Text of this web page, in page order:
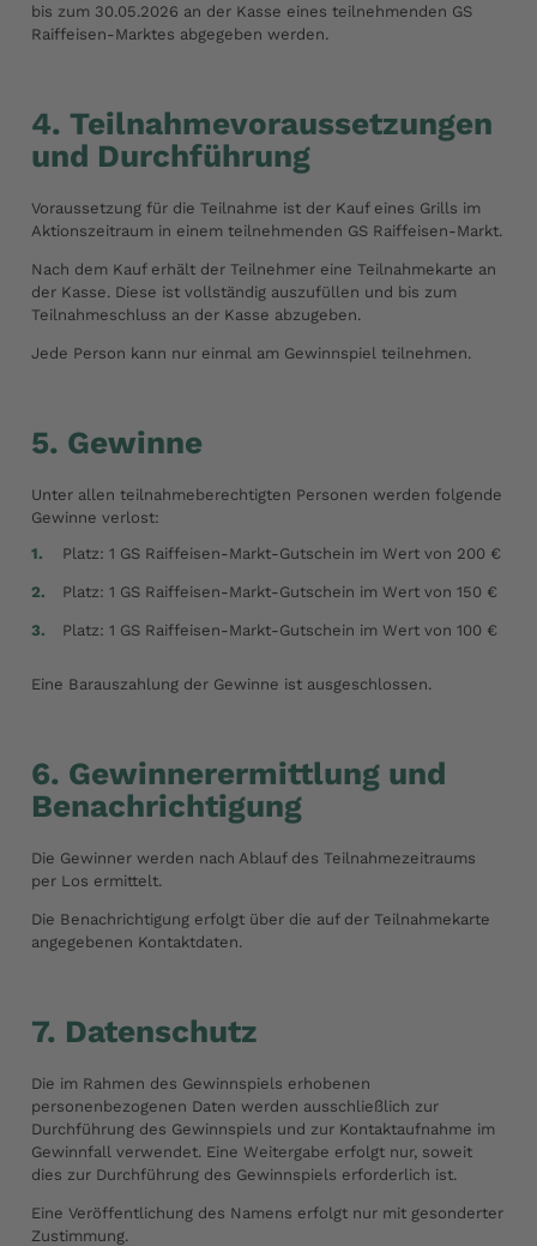
bis zum 30.05.2026 an der Kasse eines teilnehmenden GS
Raiffeisen-Marktes abgegeben werden.
4. Teilnahmevoraussetzungen
und Durchführung
Voraussetzung für die Teilnahme ist der Kauf eines Grills im
Aktionszeitraum in einem teilnehmenden GS Raiffeisen-Markt.
Nach dem Kauf erhält der Teilnehmer eine Teilnahmekarte an
der Kasse. Diese ist vollständig auszufüllen und bis zum
Teilnahmeschluss an der Kasse abzugeben.
Jede Person kann nur einmal am Gewinnspiel teilnehmen.
5. Gewinne
Unter allen teilnahmeberechtigten Personen werden folgende
Gewinne verlost:
Platz: 1 GS Raiffeisen-Markt-Gutschein im Wert von 200 €
Platz: 1 GS Raiffeisen-Markt-Gutschein im Wert von 150 €
Platz: 1 GS Raiffeisen-Markt-Gutschein im Wert von 100 €
Eine Barauszahlung der Gewinne ist ausgeschlossen.
6. Gewinnerermittlung und
Benachrichtigung
Die Gewinner werden nach Ablauf des Teilnahmezeitraums
per Los ermittelt.
Die Benachrichtigung erfolgt über die auf der Teilnahmekarte
angegebenen Kontaktdaten.
7. Datenschutz
Die im Rahmen des Gewinnspiels erhobenen
personenbezogenen Daten werden ausschließlich zur
Durchführung des Gewinnspiels und zur Kontaktaufnahme im
Gewinnfall verwendet. Eine Weitergabe erfolgt nur, soweit
dies zur Durchführung des Gewinnspiels erforderlich ist.
Eine Veröffentlichung des Namens erfolgt nur mit gesonderter
Zustimmung.